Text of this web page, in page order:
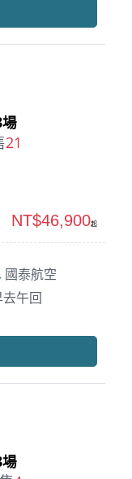
21
國泰航空
去午回
NT$46,900起